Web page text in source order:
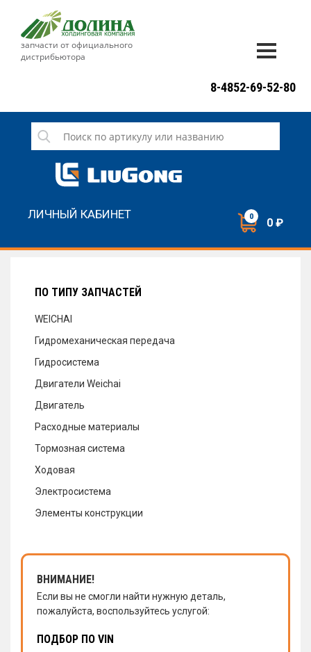
запчасти от официального
дистрибьютора
СЕРВИС
НОВОСТИ
8-4852-69-52-80
ЛИЧНЫЙ КАБИНЕТ 0 0 ₽
ПО ТИПУ ЗАПЧАСТЕЙ
WEICHAI
Гидромеханическая передача
Гидросистема
Двигатели Weichai
Двигатель
Расходные материалы
Тормозная система
Ходовая
Электросистема
Элементы конструкции
ВНИМАНИЕ!
Если вы не смогли найти нужную деталь,
пожалуйста, воспользуйтесь услугой:
ПОДБОР ПО VIN